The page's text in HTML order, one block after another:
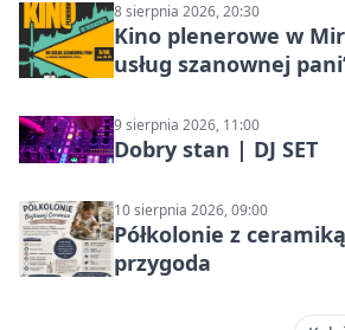
8 sierpnia 2026, 20:30
Kino plenerowe w
usług szanownej
9 sierpnia 2026, 11:00
Dobry stan | DJ SET
10 sierpnia 2026, 09:00
Półkolonie z
przygoda